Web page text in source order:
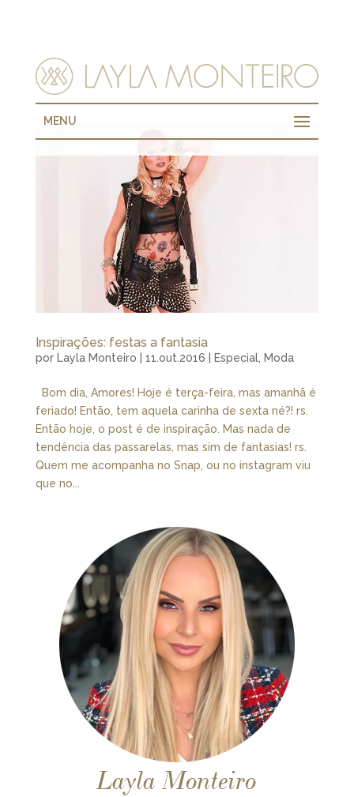
MENU
Inspirações: festas a fantasia
por Layla Monteiro 11.out.2016 Especial, Moda
Bom dia, Amores! Hoje é terça-feira, mas amanhã é
feriado! Então, tem aquela carinha de sexta né?! rs.
Então hoje, o post é de inspiração. Mas nada de
tendência das passarelas, mas sim de fantasias! rs.
Quem me acompanha no Snap, ou no instagram viu
que no...
Layla Monteiro